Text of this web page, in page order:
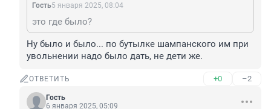
Гость5 января 2025, 08:04
это где было?
Ну было и было... по бутылке шампанского им при
увольнении надо было дать, не дети же.
ОТВЕТИТЬ +0 –2
Гость
6 января 2025, 05:09